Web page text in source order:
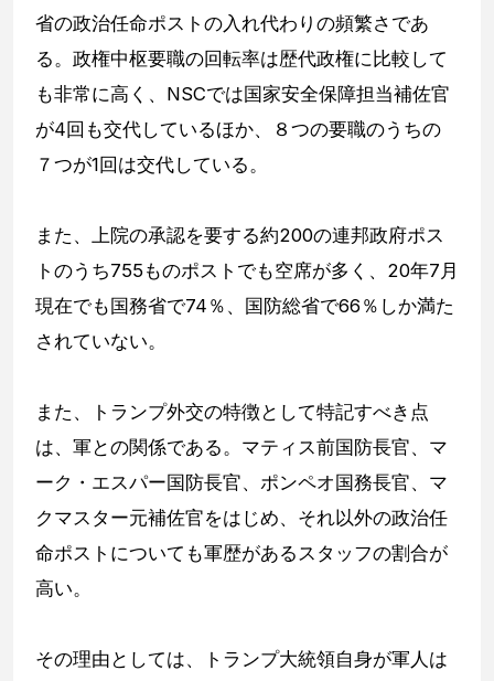
省の政治任命ポストの入れ代わりの頻繁さであ
る。政権中枢要職の回転率は歴代政権に比較して
も非常に高く、NSCでは国家安全保障担当補佐官
が4回も交代しているほか、８つの要職のうちの
７つが1回は交代している。
また、上院の承認を要する約200の連邦政府ポス
トのうち755ものポストでも空席が多く、20年7月
現在でも国務省で74％、国防総省で66％しか満た
されていない。
また、トランプ外交の特徴として特記すべき点
は、軍との関係である。マティス前国防長官、マ
ーク・エスパー国防長官、ポンペオ国務長官、マ
クマスター元補佐官をはじめ、それ以外の政治任
命ポストについても軍歴があるスタッフの割合が
高い。
その理由としては、トランプ大統領自身が軍人は